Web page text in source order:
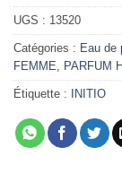
UGS : 13520
Catégories : Eau de
FEMME
PARFUM
Étiquette : INITIO